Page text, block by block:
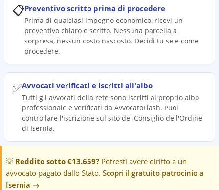
📋Preventivo scritto prima di procedere
Prima di qualsiasi impegno economico, ricevi un
preventivo chiaro e scritto. Nessuna parcella a
sorpresa, nessun costo nascosto. Decidi tu se e come
procedere.
✅Avvocati verificati e iscritti all'albo
Tutti gli avvocati della rete sono iscritti al proprio albo
professionale e verificati da AvvocatoFlash. Puoi
controllare l'iscrizione sul sito del Consiglio dell'Ordine
di Isernia.
💡 Reddito sotto €13.659? Potresti avere diritto a un
avvocato pagato dallo Stato. Scopri il gratuito patrocinio a
Isernia →